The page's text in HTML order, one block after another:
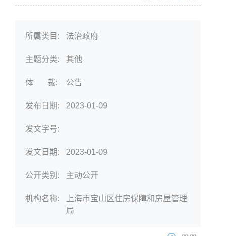
所属类目: 法治政府
主题分类: 其他
体 裁: 公告
发布日期: 2023-01-09
发文字号:
发文日期: 2023-01-09
公开类别: 主动公开
机构名称:
上海市宝山区住房保障和房屋管理
局